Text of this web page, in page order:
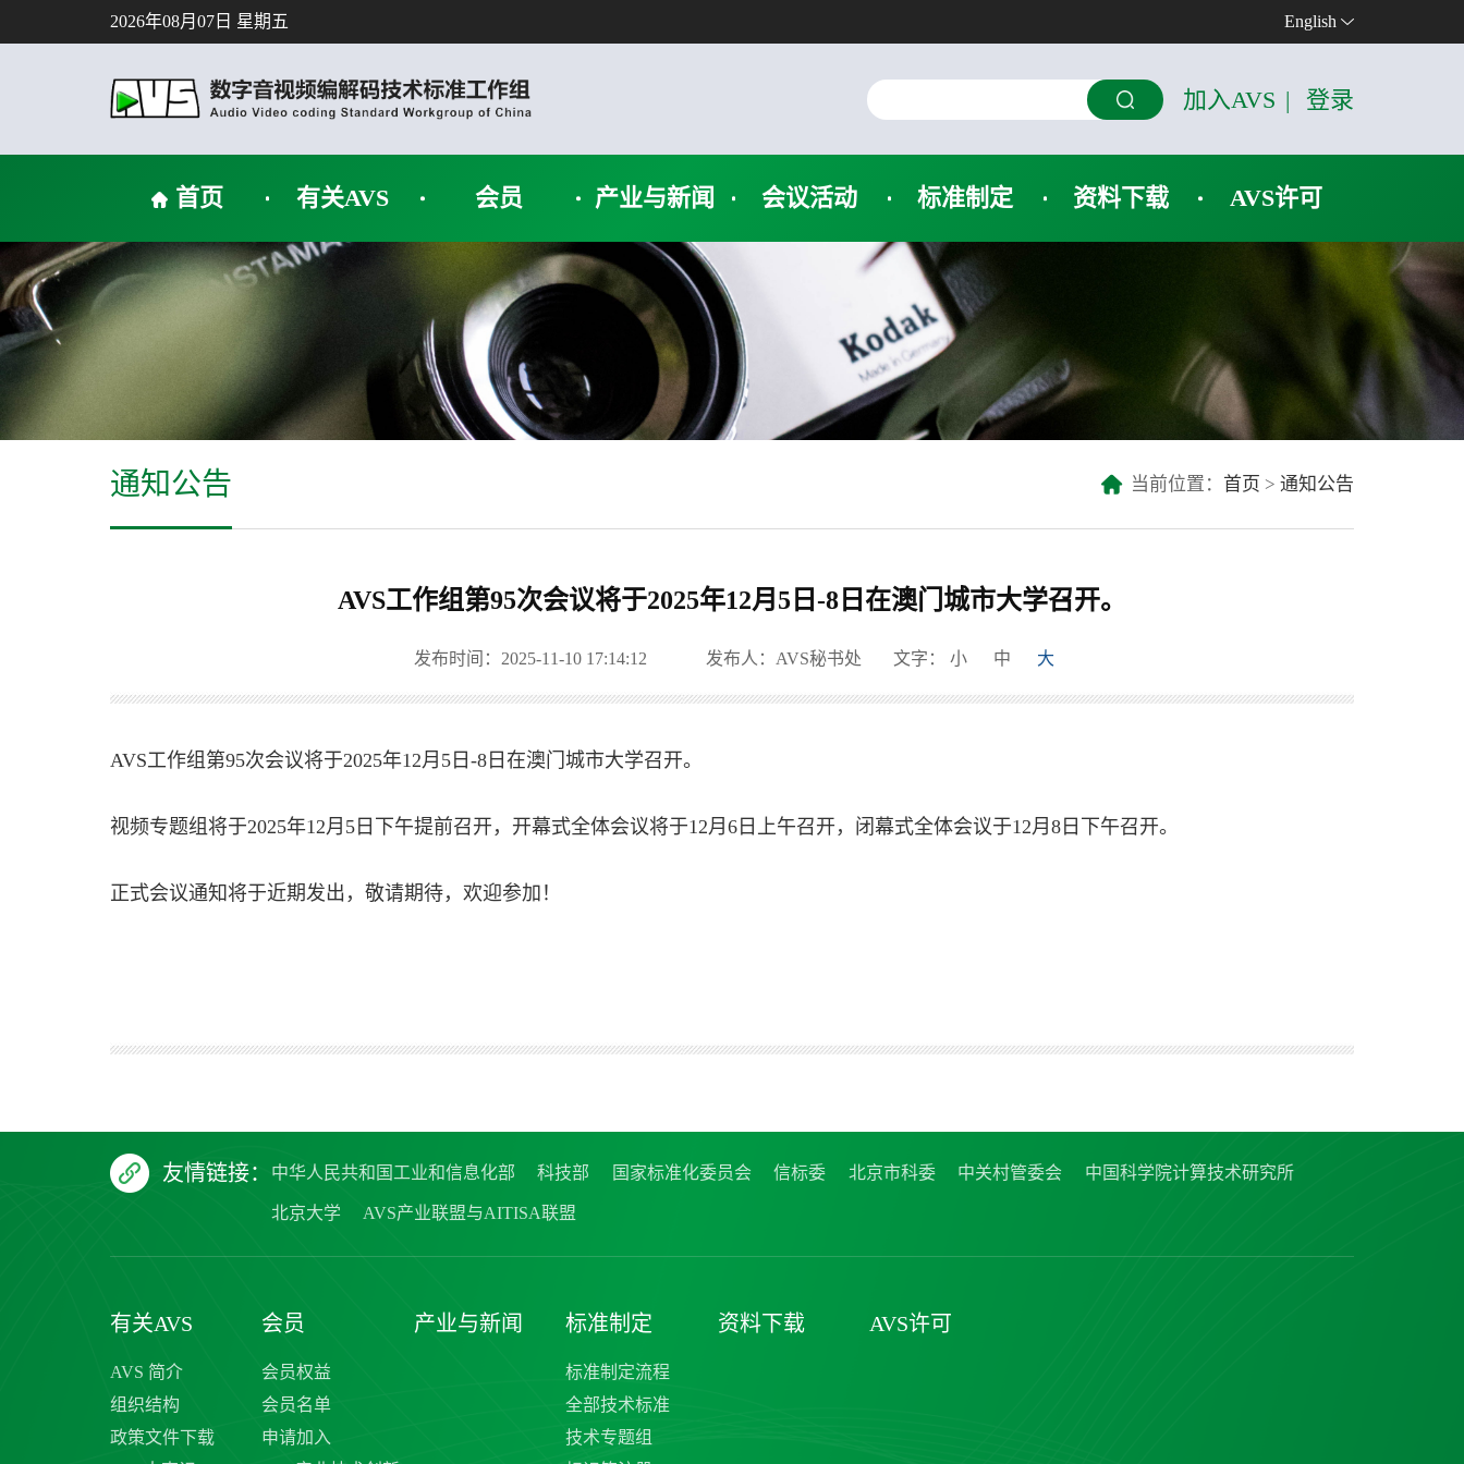
2026年08月07日 星期五 English
加入AVS | 登录
首页 有关AVS 会员 产业与新闻 会议活动 标准制定 资料下载 AVS许可
通知公告 当前位置： 首页 >通知公告
AVS工作组第95次会议将于2025年12月5日-8日在澳门城市大学召开。
发布时间：2025-11-10 17:14:12 发布人：AVS秘书处 文字： 小 中 大
AVS工作组第95次会议将于2025年12月5日-8日在澳门城市大学召开。
视频专题组将于2025年12月5日下午提前召开，开幕式全体会议将于12月6日上午召开，闭幕式全体会议于12月8日下午召开。
正式会议通知将于近期发出，敬请期待，欢迎参加！
友情链接： 中华人民共和国工业和信息化部 科技部 国家标准化委员会 信标委 北京市科委 中关村管委会 中国科学院计算技术研究所
北京大学 AVS产业联盟与AITISA联盟
有关AVS
AVS 简介
组织结构
政策文件下载
会员
会员权益
会员名单
申请加入
产业与新闻 标准制定
标准制定流程
全部技术标准
技术专题组
资料下载 AVS许可